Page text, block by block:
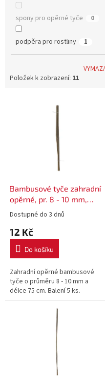
spony pro opěrné tyče 0
podpěra pro rostliny 1
Položek k zobrazení: 11
Bambusové tyče zahradní
opěrné, pr. 8 - 10 mm,
délka 75 cm - 5 ks
Dostupné do 3 dnů
12 Kč
Do košíku
Zahradní opěrné bambusové
tyče o průměru 8 - 10 mm a
délce 75 cm. Balení 5 ks.